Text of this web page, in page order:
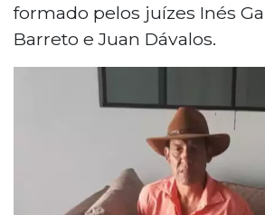
formado pelos juízes Inés
Barreto e Juan Dávalos.